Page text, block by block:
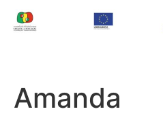
Amanda